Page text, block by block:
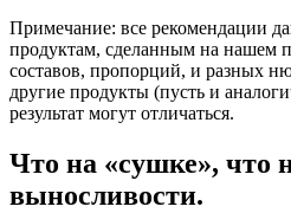
Примечание: все рекомендации
продуктам, сделанным на нашем
составов, пропорций, и разных
другие продукты (пусть и
результат могут отличаться.
Что на «сушке», что
выносливости.